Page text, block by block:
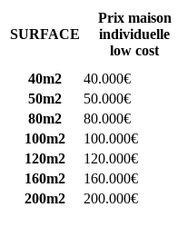
SURFACE
Prix maison
individuelle
low cost
40m2
40.000€
50m2
50.000€
80m2
80.000€
100m2
100.000€
120m2
120.000€
160m2
160.000€
200m2
200.000€